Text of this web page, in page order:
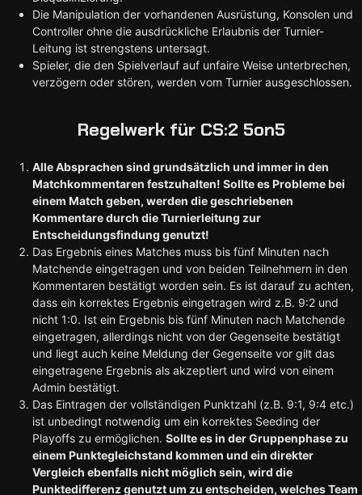
Die Manipulation der vorhandenen Ausrüstung, Konsolen und
Controller ohne die ausdrückliche Erlaubnis der Turnier-
Leitung ist strengstens untersagt.
Spieler, die den Spielverlauf auf unfaire Weise unterbrechen,
verzögern oder stören, werden vom Turnier ausgeschlossen.
Regelwerk für CS:2 5on5
Alle Absprachen sind grundsätzlich und immer in den
Matchkommentaren festzuhalten! Sollte es Probleme bei
einem Match geben, werden die geschriebenen
Kommentare durch die Turnierleitung zur
Entscheidungsfindung genutzt!
Das Ergebnis eines Matches muss bis fünf Minuten nach
Matchende eingetragen und von beiden Teilnehmern in den
Kommentaren bestätigt worden sein. Es ist darauf zu achten,
dass ein korrektes Ergebnis eingetragen wird z.B. 9:2 und
nicht 1:0. Ist ein Ergebnis bis fünf Minuten nach Matchende
eingetragen, allerdings nicht von der Gegenseite bestätigt
und liegt auch keine Meldung der Gegenseite vor gilt das
eingetragene Ergebnis als akzeptiert und wird von einem
Admin bestätigt.
Das Eintragen der vollständigen Punktzahl (z.B. 9:1, 9:4 etc.)
ist unbedingt notwendig um ein korrektes Seeding der
Playoffs zu ermöglichen. Sollte es in der Gruppenphase zu
einem Punktegleichstand kommen und ein direkter
Vergleich ebenfalls nicht möglich sein, wird die
Punktedifferenz genutzt um zu entscheiden, welches Team